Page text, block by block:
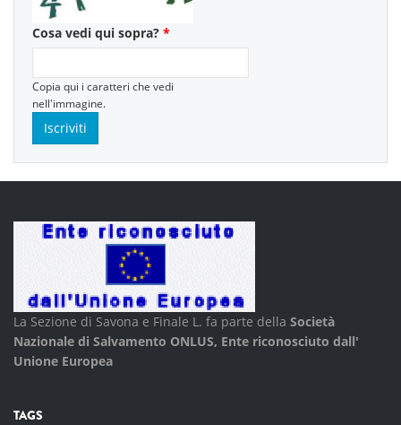
Cosa vedi qui sopra? *
Copia qui i caratteri che vedi
nell'immagine.
La Sezione di Savona e Finale L. fa parte della Società
Nazionale di Salvamento ONLUS, Ente riconosciuto dall'
Unione Europea
TAGS